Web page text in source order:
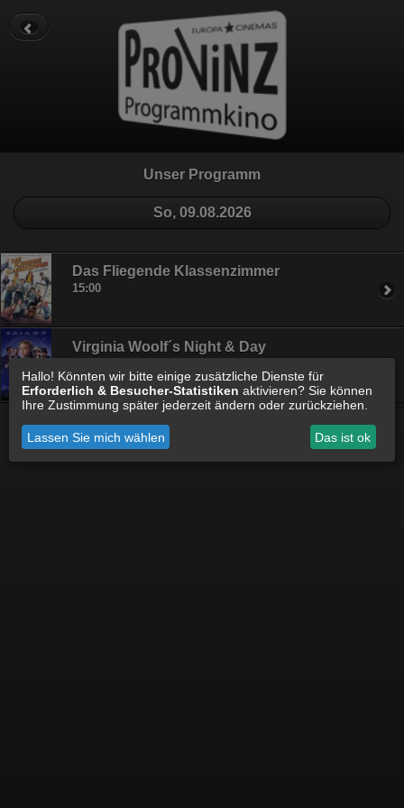
Unser Programm
So, 09.08.2026
Das Fliegende Klassenzimmer
15:00
Virginia Woolf´s Night & Day
Datenschutz Impressum Cookie Einstellungen
Datenschutz Impressum Cookie Einstellungen
Hallo! Könnten wir bitte einige zusätzliche Dienste für
Erforderlich & Besucher-Statistiken aktivieren? Sie können
Ihre Zustimmung später jederzeit ändern oder zurückziehen.
Lassen Sie mich wählen Das ist ok